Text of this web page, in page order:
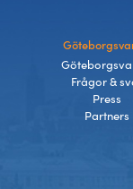
Frågor &
Press
Partners